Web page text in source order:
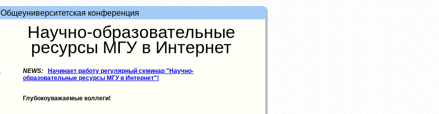
Общеуниверситетская конференция
Научно-образовательные
ресурсы МГУ в Интернет
NEWS:
Начинает работу регулярный семинар "Научно-
образовательные ресурсы МГУ в Интернет"!
Глубокоуважаемые коллеги!